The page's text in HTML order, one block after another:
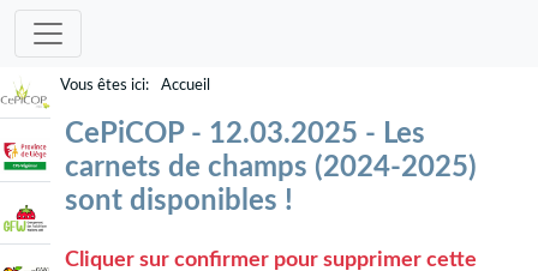
Accueil
CePiCOP - 12.03.2025 - Les
carnets de champs (2024-2025)
sont disponibles !
Cliquer sur confirmer pour supprimer cette